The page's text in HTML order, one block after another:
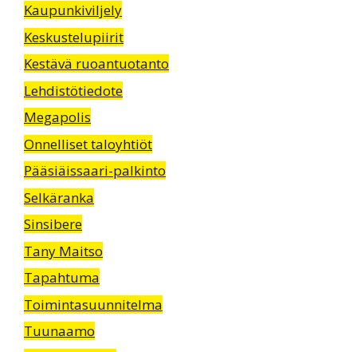
Kaupunkiviljely
Keskustelupiirit
Kestävä ruoantuotanto
Lehdistötiedote
Megapolis
Onnelliset taloyhtiöt
Pääsiäissaari-palkinto
Selkäranka
Sinsibere
Tany Maitso
Tapahtuma
Toimintasuunnitelma
Tuunaamo